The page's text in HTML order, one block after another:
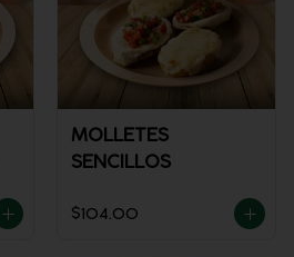
MOLLETES
SENCILLOS
$104.00